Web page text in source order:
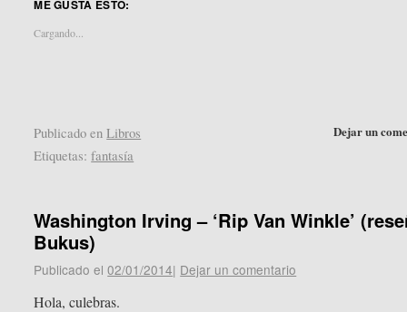
Twitter
abre
en
Pocket
ME GUSTA ESTO:
Cargando...
Dejar un
Publicado en Libros
Etiquetas: fantasía
Washington Irving – ‘Rip Van Winkle’
Bukus)
Publicado el 02/01/2014| Dejar un comentario
Hola, culebras.